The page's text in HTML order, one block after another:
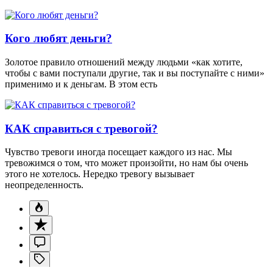
Кого любят деньги?
Золотое правило отношений между людьми «как хотите,
чтобы с вами поступали другие, так и вы поступайте с ними»
применимо и к деньгам. В этом есть
КАК справиться с тревогой?
Чувство тревоги иногда посещает каждого из нас. Мы
тревожимся о том, что может произойти, но нам бы очень
этого не хотелось. Нередко тревогу вызывает
неопределенность.